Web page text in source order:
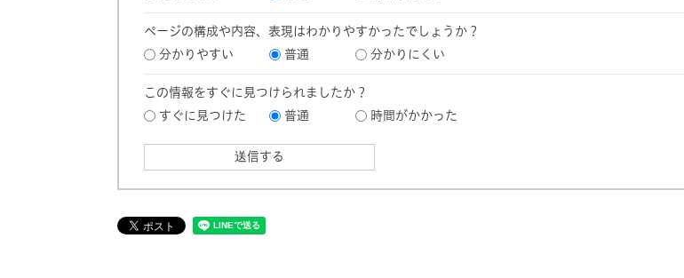
ページの構成や内容、表現はわかりやすかったでしょうか？
分かりやすい
普通 分かりにくい
この情報をすぐに見つけられましたか？
すぐに見つけた
普通 時間がかかった